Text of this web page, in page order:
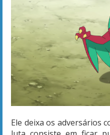
Ele deixa os adversários